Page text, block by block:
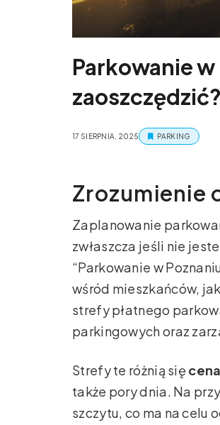
Parkowanie
zaoszczędzić?
17 SIERPNIA, 2025 PARKING
Zrozumienie
Zaplanowanie
zwłaszcza jeśli nie
“Parkowanie w
wśród mieszkańców,
strefy płatnego
parkingowych oraz
Strefy te różnią się
także pory dnia. Na
szczytu, co ma na celu